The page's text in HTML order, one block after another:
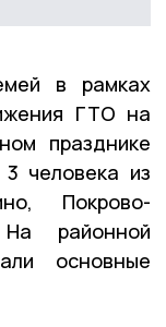
в рамках
ГТО на
празднике
человека из
Покрово-
районной
основные